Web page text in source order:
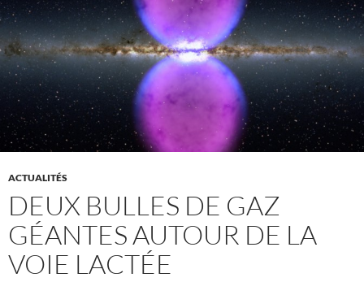
ACTUALITÉS
DEUX BULLES DE GAZ
GÉANTES AUTOUR DE LA
VOIE LACTÉE